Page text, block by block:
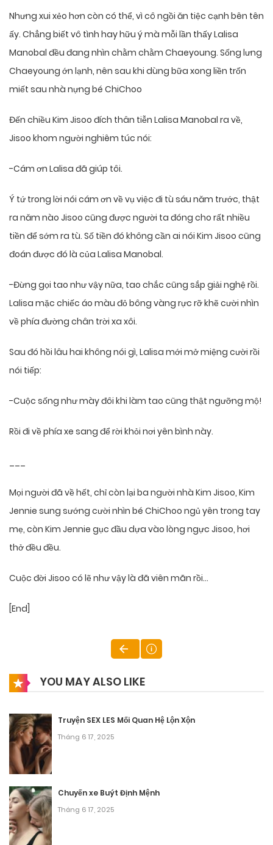
Nhưng xui xẻo hơn còn có thể, vì cô ngồi ăn tiệc cạnh bên tên
ấy. Chẳng biết vô tình hay hữu ý mà mỗi lần thấy Lalisa
Manobal đều đang nhìn chằm chằm Chaeyoung. Sống lưng
Chaeyoung ớn lạnh, nên sau khi dùng bữa xong liền trốn
miết sau nhà nựng bé ChiChoo
Đến chiều Kim Jisoo đích thân tiễn Lalisa Manobal ra về,
Jisoo khom người nghiêm túc nói:
-Cám ơn Lalisa đã giúp tôi.
Ý tứ trong lời nói cám ơn về vụ việc đi tù sáu năm trước, thật
ra năm nào Jisoo cũng được người ta đóng cho rất nhiều
tiền để sớm ra tù. Số tiền đó không cần ai nói Kim Jisoo cũng
đoán được đó là của Lalisa Manobal.
-Đừng gọi tao như vậy nữa, tao chắc cũng sắp giải nghệ rồi.
Lalisa mặc chiếc áo màu đỏ bông vàng rực rỡ khẽ cười nhìn
về phía đường chân trời xa xôi.
Sau đó hồi lâu hai không nói gì, Lalisa mới mở miệng cười rồi
nói tiếp:
-Cuộc sống như mày đôi khi làm tao cũng thật ngưỡng mộ!
Rồi đi về phía xe sang để rời khỏi nơi yên bình này.
Mọi người đã về hết, chỉ còn lại ba người nhà Kim Jisoo, Kim
Jennie sung sướng cười nhìn bé ChiChoo ngủ yên trong tay
mẹ, còn Kim Jennie gục đầu dựa vào lòng ngực Jisoo, hơi
thở đều đều.
Cuộc đời Jisoo có lẽ như vậy là đã viên mãn rồi…
[End]
YOU MAY ALSO LIKE
Truyện SEX LES Mối Quan Hệ Lộn Xộn
Tháng 6 17, 2025
Chuyến xe Buýt Định Mệnh
Tháng 6 17, 2025